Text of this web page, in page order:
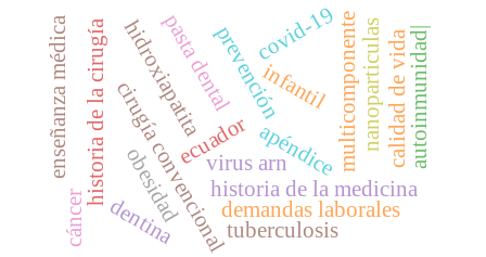
historia de la medicina
cirugía convencional
historia de la cirugía ecuador
obesidad
infantil
prevención multicomponentenanoparticulas
hidroxiapatita
dentina
pasta dental
apéndice calidad de vida
covid-19
virus arn
demandas laborales
cáncer tuberculosis
enseñanza médica autoinmunidad|